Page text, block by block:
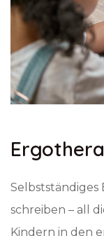
Selbstständiges
schreiben – all
Kindern in den